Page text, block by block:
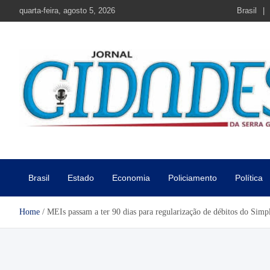
quarta-feira, agosto 5, 2026 Brasil
Brasil Estado Economia Policiamento Política
Home MEIs passam a ter 90 dias para regularização de débitos do